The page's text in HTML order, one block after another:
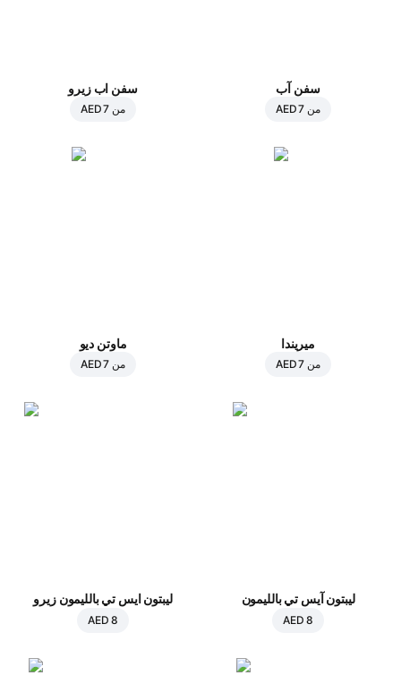
سفن آب
من AED 7
سفن اب زيرو
من AED 7
ميريندا
من AED 7
ماوتن ديو
من AED 7
ليبتون آيس تي بالليمون
AED 8
ليبتون ايس تي بالليمون زيرو
AED 8